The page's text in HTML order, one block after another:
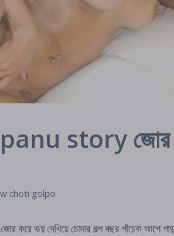
story জোর
choti golpo
ভয় দেখিয়ে চোদার গল্প বছর পাঁচেক আগে